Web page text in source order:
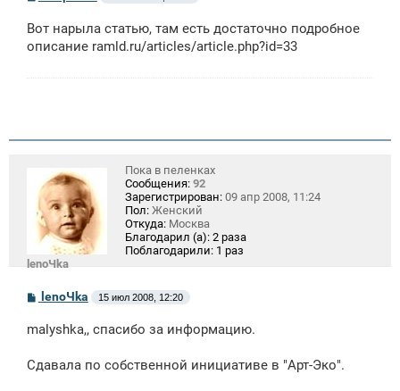
б
щ
Вот нарыла статью, там есть достаточно подробное
описание ramld.ru/articles/article.php?id=33
lenoЧka
Пока в пеленках
Сообщения: 92
Зарегистрирован: 09 апр 2008, 11:24
Пол: Женский
Откуда: Москва
Благодарил (а): 2 раза
Поблагодарили: 1 раз
С
б
н
lenoЧka 15 июл 2008, 12:20
malyshka,, спасибо за информацию.
Сдавала по собственной инициативе в "Арт-Эко".